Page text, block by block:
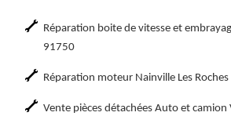
Réparation boite de vitesse et
91750
Réparation moteur Nainville Les
Vente pièces détachées Auto et camion